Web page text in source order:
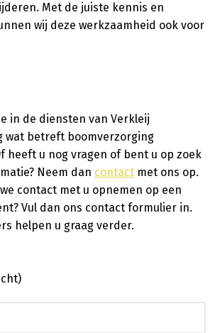
Met de juiste kennis en
wij deze werkzaamheid ook voor
in de diensten van Verkleij
wat betreft boomverzorging
heeft u nog vragen of bent u op zoek
Neem dan contact met ons op.
contact met u opnemen op een
Vul dan ons contact formulier in.
helpen u graag verder.